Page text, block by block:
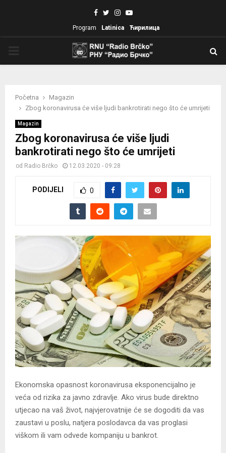
Facebook
TwitterInstagram
Youtube
Program Latinica Ћирилица
Početna
Magazin
Zbog koronavirusa će više ljudi bankrotirati nego što će umrijeti
Magazin
Zbog koronavirusa će više ljudi
bankrotirati nego što će umrijeti
od Radio Brčko 12.03.2020 - 09:28
PODIJELI 0
Ekonomska opasnost koronavirusa eksponencijalno je
veća od rizika za javno zdravlje. Ako virus bude direktno
utjecao na vaš život, najvjerovatnije će se dogoditi da vas
zaustavi u poslu, natjera poslodavca da vas proglasi
viškom ili vam odvede kompaniju u bankrot.